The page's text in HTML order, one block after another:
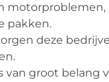
pakken.
deze
groot belang